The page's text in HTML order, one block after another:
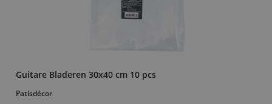
Guitare Bladeren 30x40 cm 10 pcs
Patisdécor